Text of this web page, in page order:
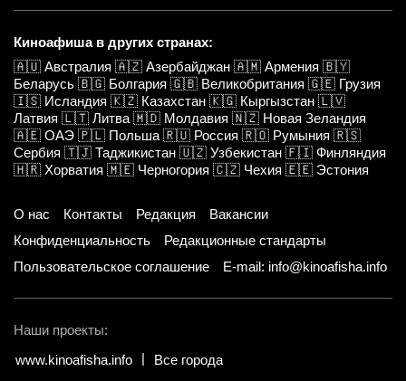
Киноафиша в других странах:
🇦🇺 Австралия 🇦🇿 Азербайджан 🇦🇲 Армения 🇧🇾
Беларусь 🇧🇬 Болгария 🇬🇧 Великобритания 🇬🇪 Грузия
🇮🇸 Исландия 🇰🇿 Казахстан 🇰🇬 Кыргызстан 🇱🇻
Латвия 🇱🇹 Литва 🇲🇩 Молдавия 🇳🇿 Новая Зеландия
🇦🇪 ОАЭ 🇵🇱 Польша 🇷🇺 Россия 🇷🇴 Румыния 🇷🇸
Сербия 🇹🇯 Таджикистан 🇺🇿 Узбекистан 🇫🇮 Финляндия
🇭🇷 Хорватия 🇲🇪 Черногория 🇨🇿 Чехия 🇪🇪 Эстония
О нас Контакты Редакция
Вакансии
Конфиденциальность
Редакционные стандарты
Пользовательское соглашение
E-mail: info@kinoafisha.info
Наши проекты:
www.kinoafisha.info
Все города